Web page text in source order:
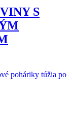
S
poháriky túžia po